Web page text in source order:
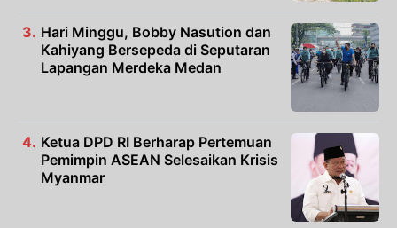
Hari Minggu, Bobby Nasution dan
Kahiyang Bersepeda di Seputaran
Lapangan Merdeka Medan
Ketua DPD RI Berharap Pertemuan
Pemimpin ASEAN Selesaikan Krisis
Myanmar